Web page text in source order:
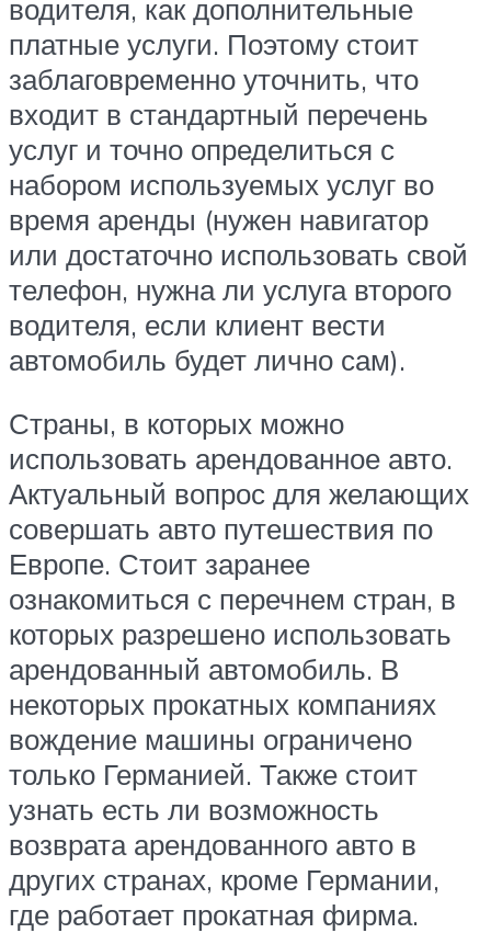
водителя, как дополнительные
платные услуги. Поэтому стоит
заблаговременно уточнить, что
входит в стандартный перечень
услуг и точно определиться с
набором используемых услуг во
время аренды (нужен навигатор
или достаточно использовать свой
телефон, нужна ли услуга второго
водителя, если клиент вести
автомобиль будет лично сам).
Страны, в которых можно
использовать арендованное авто.
Актуальный вопрос для желающих
совершать авто путешествия по
Европе. Стоит заранее
ознакомиться с перечнем стран, в
которых разрешено использовать
арендованный автомобиль. В
некоторых прокатных компаниях
вождение машины ограничено
только Германией. Также стоит
узнать есть ли возможность
возврата арендованного авто в
других странах, кроме Германии,
где работает прокатная фирма.